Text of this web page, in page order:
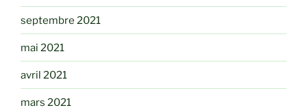
septembre 2021
mai 2021
avril 2021
mars 2021